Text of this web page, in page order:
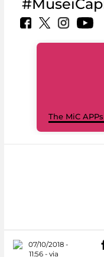
The MiC APPs